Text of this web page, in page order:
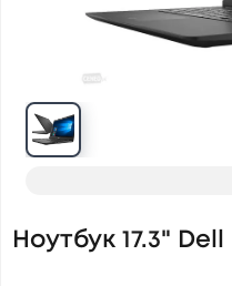
Ноутбук 17.3"